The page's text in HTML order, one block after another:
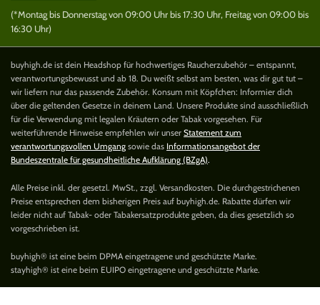
(*Montag bis Donnerstag von 09:00 Uhr bis 17:30 Uhr, Freitag von 09:00 bis
16:30 Uhr)
buyhigh.de ist dein Headshop für hochwertiges Raucherzubehör – entspannt,
verantwortungsbewusst und ab 18. Du weißt selbst am besten, was dir gut tut –
wir liefern nur das passende Zubehör. Konsum mit Köpfchen: Informier dich
über die geltenden Gesetze in deinem Land. Unsere Produkte sind ausschließlich
für die Verwendung mit legalen Kräutern oder Tabak vorgesehen. Für
weiterführende Hinweise empfehlen wir unser Statement zum
verantwortungsvollen Umgang sowie das Informationsangebot der
Bundeszentrale für gesundheitliche Aufklärung (BZgA).
Alle Preise inkl. der gesetzl. MwSt., zzgl. Versandkosten. Die durchgestrichenen
Preise entsprechen dem bisherigen Preis auf buyhigh.de. Rabatte dürfen wir
leider nicht auf Tabak- oder Tabakersatzprodukte geben, da dies gesetzlich so
vorgeschrieben ist.
buyhigh® ist eine beim DPMA eingetragene und geschützte Marke.
stayhigh® ist eine beim EUIPO eingetragene und geschützte Marke.